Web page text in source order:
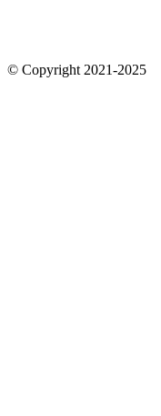
© Copyright 2021-2025